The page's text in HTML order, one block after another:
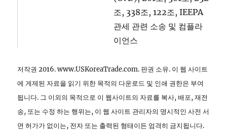
조, 338조, 122조, IEEPA
관세 관련 소송 및 컴플라
이언스
저작권 2016. www.USKoreaTrade.com. 판권 소유. 이 웹 사이트
에 게제된 자료을 읽기 위한 목적의 다운로드 및 인쇄 권한은 부여
됩니다. 그 이외의 목적으로 이 웹사이트의 자료를 복사, 배포, 재전
송, 또는 수정 하는 행위는, 이 웹 사이트 관리자의 명시적인 사전 서
면 허가가 없이는, 전자 또는 출력된 형태이든 엄격히 금지됩니다.